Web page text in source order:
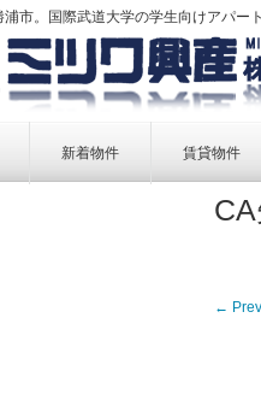
浦市。国際武道大学の学生向けアパー
新着物件 賃貸物件
賃貸
←